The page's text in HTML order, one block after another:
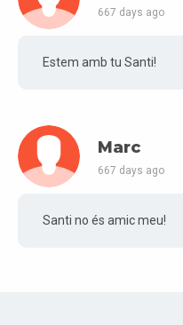
667 days ago
Estem amb tu Santi!
Marc
667 days ago
Santi no és amic meu!